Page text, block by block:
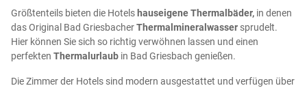
Größtenteils bieten die Hotels hauseigene Thermalbäder, in denen
das Original Bad GriesbacherThermalmineralwasser sprudelt.
Hier können Sie sich so richtig verwöhnen lassen und einen
perfekten Thermalurlaub in Bad Griesbach genießen.
Die Zimmer der Hotels sind modern ausgestattet und verfügen über